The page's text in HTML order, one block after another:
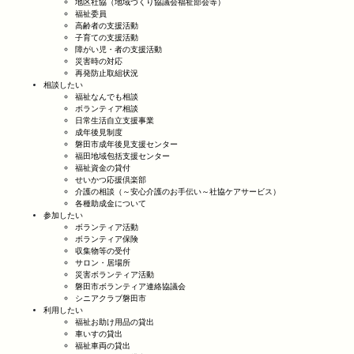
地区社協（地域づくり協議会福祉部会等）
福祉委員
高齢者の支援活動
子育ての支援活動
障がい児・者の支援活動
災害時の対応
再発防止取組状況
相談したい
福祉なんでも相談
ボランティア相談
日常生活自立支援事業
成年後見制度
磐田市成年後見支援センター
福田地域包括支援センター
福祉資金の貸付
せいかつ応援倶楽部
介護の相談（～安心介護のお手伝い～社協ケアサービス）
各種助成金について
参加したい
ボランティア活動
ボランティア保険
収集物等の受付
サロン・居場所
災害ボランティア活動
磐田市ボランティア連絡協議会
シニアクラブ磐田市
利用したい
福祉お助け用品の貸出
車いすの貸出
福祉車両の貸出